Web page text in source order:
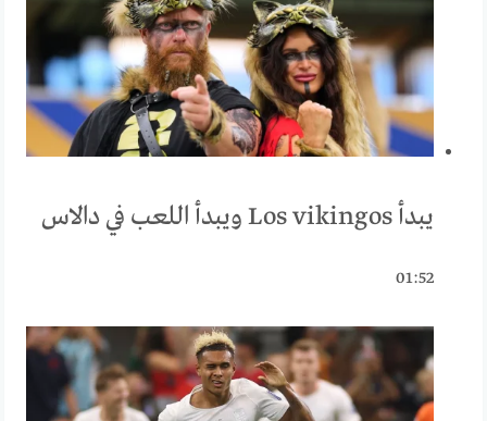
يبدأ Los vikingos ويبدأ اللعب في دالاس
01:52